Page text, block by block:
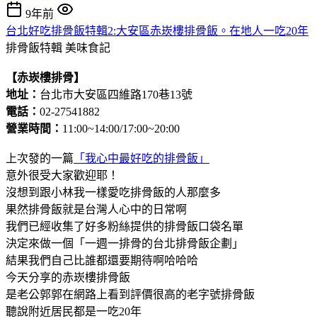
9年前
台北好吃排骨飯特輯2:大安區赤崁樓排骨飯。在地人一吃20年
排骨飯特輯 美味食記
【赤崁樓排骨】
地址： 台北市大安區四維路170巷13號
電話： 02-27541882
營業時間： 11:00~14:00/17:00~20:00
上次發的一篇 「我心中最好吃的排骨飯」
意外很受大家歡迎耶！
沒想到跟小林我一樣愛吃排骨飯的人那麼多
果然排骨飯就是台灣人心中的日常啊
我們已經收集了好多粉絲提供的排骨飯口袋名單
決定來做一個「一週一排骨的台北排骨飯企劃」
結果我們自己比誰都還要期待啊哈哈哈
今天分享的赤崁樓排骨飯
是老公郭郭在網路上看到評價很高的老字號排骨飯
聽說附近居民都是一吃20年